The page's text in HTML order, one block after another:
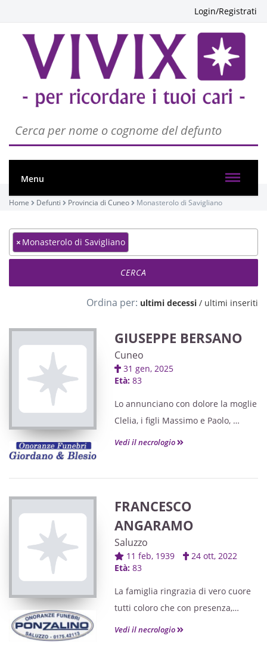
Login/Registrati
Menu
Home Defunti Provincia di Cuneo Monasterolo di Savigliano
× Monasterolo di Savigliano
Ordina per: ultimi decessi / ultimi inseriti
GIUSEPPE BERSANO
Cuneo
31 gen, 2025
Età: 83
Lo annunciano con dolore la moglie
Clelia, i figli Massimo e Paolo,
i fratelli Aldo e Mario, cognati,
Vedi il necrologio
FRANCESCO
ANGARAMO
Saluzzo
11 feb, 1939
24 ott, 2022
Età: 83
La famiglia ringrazia di vero cuore
tutti coloro che con presenza,
scritti, fiori e preghiere hanno
Vedi il necrologio